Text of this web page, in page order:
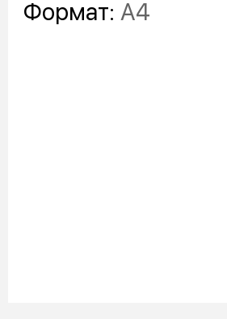
Формат: А4